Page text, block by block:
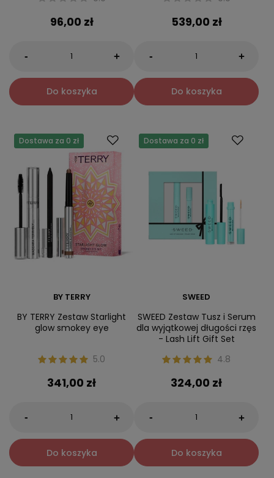
96,00 zł
- +
Do koszyka
539,00 zł
- +
Do koszyka
Dostawa za 0 zł
BY TERRY
BY TERRY Zestaw Starlight
glow smokey eye
5.0
341,00 zł
- +
Do koszyka
Dostawa za 0 zł
SWEED
SWEED Zestaw Tusz i Serum
dla wyjątkowej długości rzęs
- Lash Lift Gift Set
4.8
324,00 zł
- +
Do koszyka